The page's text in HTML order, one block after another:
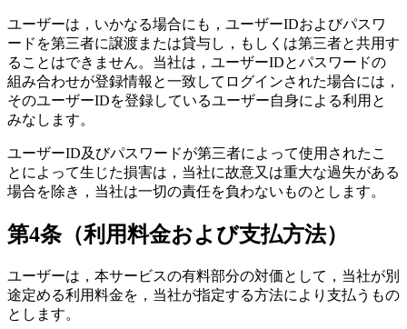
ユーザーは，いかなる場合にも，ユーザーIDおよびパスワ
ードを第三者に譲渡または貸与し，もしくは第三者と共用す
ることはできません。当社は，ユーザーIDとパスワードの
組み合わせが登録情報と一致してログインされた場合には，
そのユーザーIDを登録しているユーザー自身による利用と
みなします。
ユーザーID及びパスワードが第三者によって使用されたこ
とによって生じた損害は，当社に故意又は重大な過失がある
場合を除き，当社は一切の責任を負わないものとします。
第4条（利用料金および支払方法）
ユーザーは，本サービスの有料部分の対価として，当社が別
途定める利用料金を，当社が指定する方法により支払うもの
とします。